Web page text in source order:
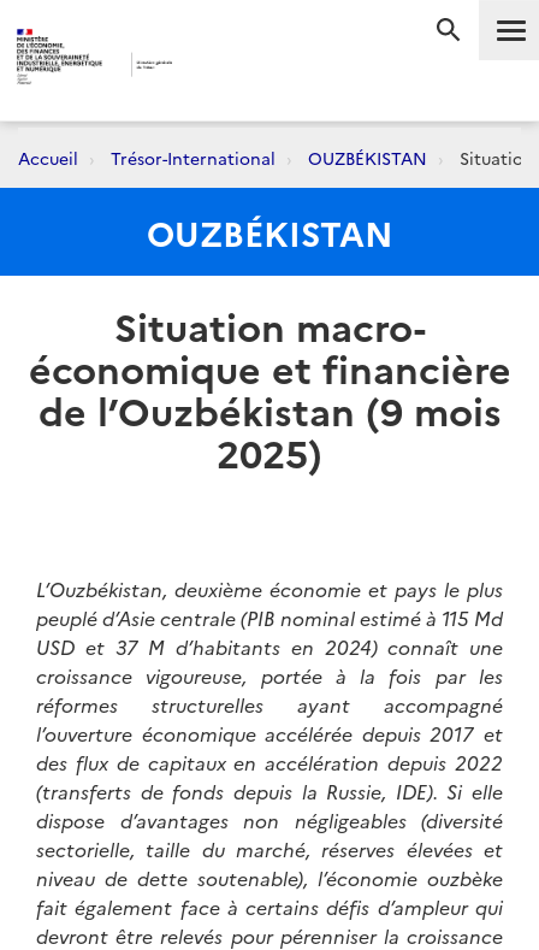
Accueil Trésor-International OUZBÉKISTAN Situation
OUZBÉKISTAN
Situation macro-
économique et financière
de l’Ouzbékistan (9 mois
2025)
L’Ouzbékistan, deuxième économie et pays le plus
peuplé d’Asie centrale (PIB nominal estimé à 115 Md
USD et 37 M d’habitants en 2024) connaît une
croissance vigoureuse, portée à la fois par les
réformes structurelles ayant accompagné
l’ouverture économique accélérée depuis 2017 et
des flux de capitaux en accélération depuis 2022
(transferts de fonds depuis la Russie, IDE). Si elle
dispose d’avantages non négligeables (diversité
sectorielle, taille du marché, réserves élevées et
niveau de dette soutenable), l’économie ouzbèke
fait également face à certains défis d’ampleur qui
devront être relevés pour pérenniser la croissance